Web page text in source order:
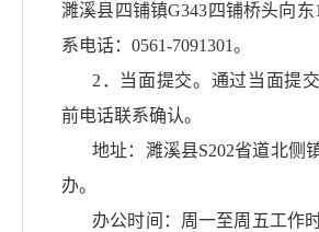
濉溪县四铺镇G343四铺桥头向东
系电话： 0561-7091301。
2．当面提交。通过当面提
前电话联系确认。
地址：濉溪县S202省道北侧
办。
办公时间：周一至周五工作